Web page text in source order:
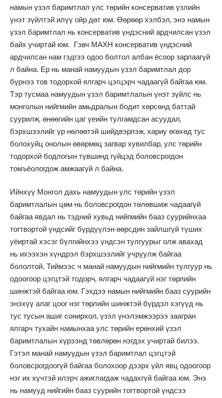
намын үзэл баримтлал улс төрийн консерватив үзлийн
үнэт зүйлтэй илүү ойр дөт юм. Өөрөөр хэлбэл, энэ намын
үзэл баримтлал нь консерватив үндэсний ардчилсан үзэл
байх учиртай юм. Гэвч МАХН консерватив үндэсний
ардчилсан нам гэдгээ одоо болтол албан ёсоор зарлаагүй
л байна. Ер нь манай намуудын үзэл баримтлал дор
бүрнээ тов тодорхой ялгарч цэгцэрч чадаагүй байгаа юм.
Тэр тусмаа намуудын үзэл баримтлалын үнэт зүйлс нь
монголын нийгмийн амьдралын бодит хөрсөнд баттай
суурилж, өнөөгийн цаг үеийн тулгамдсан асуудал,
бэрхшээлийг үр нөлөөтэй шийдвэрлэж, хариу өгөхөд тус
болохуйц онолын өвөрмөц загвар хувилбар, улс төрийн
тодорхой бодлогын түвшинд гүйцэд боловсрогдон
томъёологдож амжаагүй л байна.
Ийнхүү Монгол дахь намуудын улс төрийн үзэл
баримтлалын цөм нь боловсрогдон төлөвшиж чадаагүй
байгаа явдал нь тэдний хувьд нийгмийн бааз суурийнхаа
тогтвортой үндсийг бүрдүүлэн өөрсдин зайлшгүй түших
уёиртай хэсэг бүлгийнхээ үндсэн тулгуурыг олж авахад
нь ихээхэн хүндрэл бэрхшээлийг учруулж байгаа
бололтой. Тиймээс ч манай намуудын нийгмийн тулгуур нь
одоогоор цэгцтэй тодорч, ялгарч чадаагүй нэг төрлийн
шинжтэй байгаа юм. Гэхдээ намын нийгмийн бааз суурийн
энэхүү алаг цоог нэг төрлийн шинжтэй бүрдэл хэгүүд нь
тус тусын ашиг сонирхол, үзэл үнэлэмжээрээ заагран
ялгарч тухайн намынхаа улс төрийн ерөнхий үзэл
баримтлалын хүрээнд төвлөрөн нэгдэх учиртай билээ.
Гэтэл манай намуудын үзэл баримтлал цэгцтэй
боловсрогдоогүй байгаа болохоор дээрх үйл явц одоогоор
нэг их хүчтэй илэрч ажиглагдаж чадахгүй байгаа юм. Энэ
нь намууд нийгийн бааз суурийн тогтвортой үндсээ